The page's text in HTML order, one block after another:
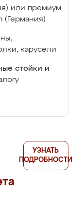
или премиум
(Германия)
карусели
стойки и
УЗНАТЬ
ПОДРОБНОСТИ